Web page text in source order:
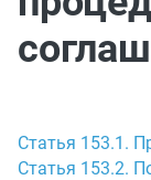
Статья 153.1.
Статья 153.2.